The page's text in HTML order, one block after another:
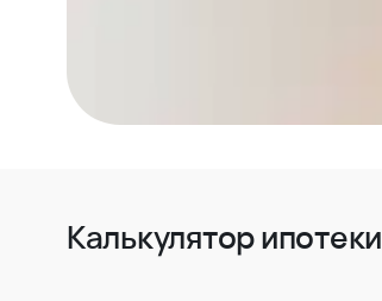
Калькулятор ипотеки